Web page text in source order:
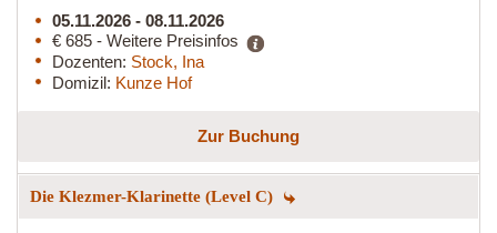
05.11.2026 - 08.11.2026
€ 685 - Weitere Preisinfos
Dozenten: Stock, Ina
Domizil: Kunze Hof
Zur Buchung
Die Klezmer-Klarinette (Level C)